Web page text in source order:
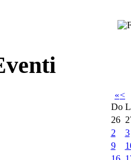
«<
Do
26
2
3
9